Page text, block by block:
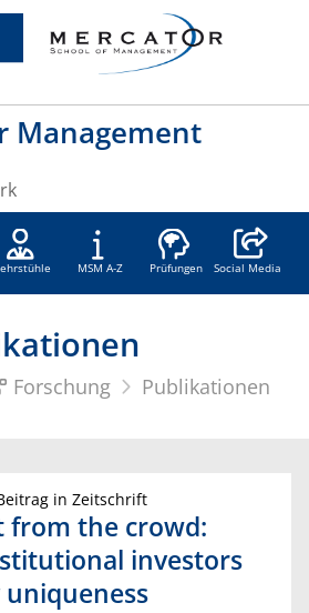
Management
MSM A-Z Prüfungen
Social
Social Media
Forschung Publikationen
in Zeitschrift
from the crowd:
investors